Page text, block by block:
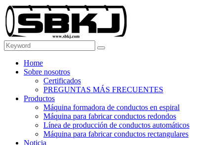
Home
Sobre nosotros
Certificados
PREGUNTAS MÁS FRECUENTES
Productos
Máquina formadora de conductos en espiral
Máquina para fabricar conductos redondos
Línea de producción de conductos automáticos
Máquina para fabricar conductos rectangulares
Noticia